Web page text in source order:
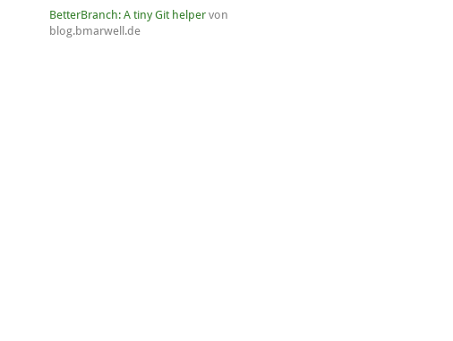
BetterBranch: A tiny Git helper von
blog.bmarwell.de